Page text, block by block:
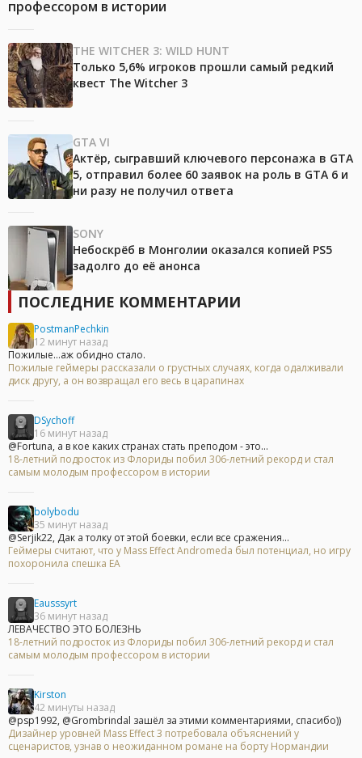
профессором в истории
THE WITCHER 3: WILD HUNT
Только 5,6% игроков прошли самый редкий
квест The Witcher 3
GTA VI
Актёр, сыгравший ключевого персонажа в GTA
5, отправил более 60 заявок на роль в GTA 6 и
ни разу не получил ответа
SONY
Небоскрёб в Монголии оказался копией PS5
задолго до её анонса
ПОСЛЕДНИЕ КОММЕНТАРИИ
PostmanPechkin
12 минут назад
Пожилые...аж обидно стало.
Пожилые геймеры рассказали о грустных случаях, когда одалживали
диск другу, а он возвращал его весь в царапинах
DSychoff
16 минут назад
@Fortuna, а в кое каких странах стать преподом - это...
18-летний подросток из Флориды побил 306-летний рекорд и стал
самым молодым профессором в истории
bolybodu
35 минут назад
@Serjik22, Дак а толку от этой боевки, если все сражения...
Геймеры считают, что у Mass Effect Andromeda был потенциал, но игру
похоронила спешка EA
Eausssyrt
36 минут назад
ЛЕВАЧЕСТВО ЭТО БОЛЕЗНЬ
18-летний подросток из Флориды побил 306-летний рекорд и стал
самым молодым профессором в истории
Kirston
42 минуты назад
@psp1992, @Grombrindal зашёл за этими комментариями, спасибо))
Дизайнер уровней Mass Effect 3 потребовала объяснений у
сценаристов, узнав о неожиданном романе на борту Нормандии